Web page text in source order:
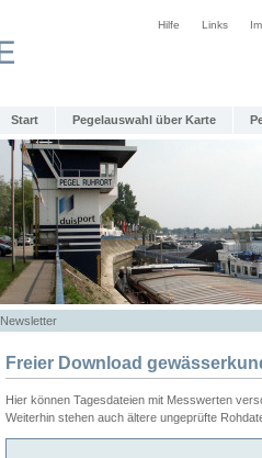
Hilfe Links
Start Pegelauswahl über Karte
Newsletter
Freier Download
Hier können Tagesdateien mit Messwerten
Weiterhin stehen auch ältere ungeprüfte